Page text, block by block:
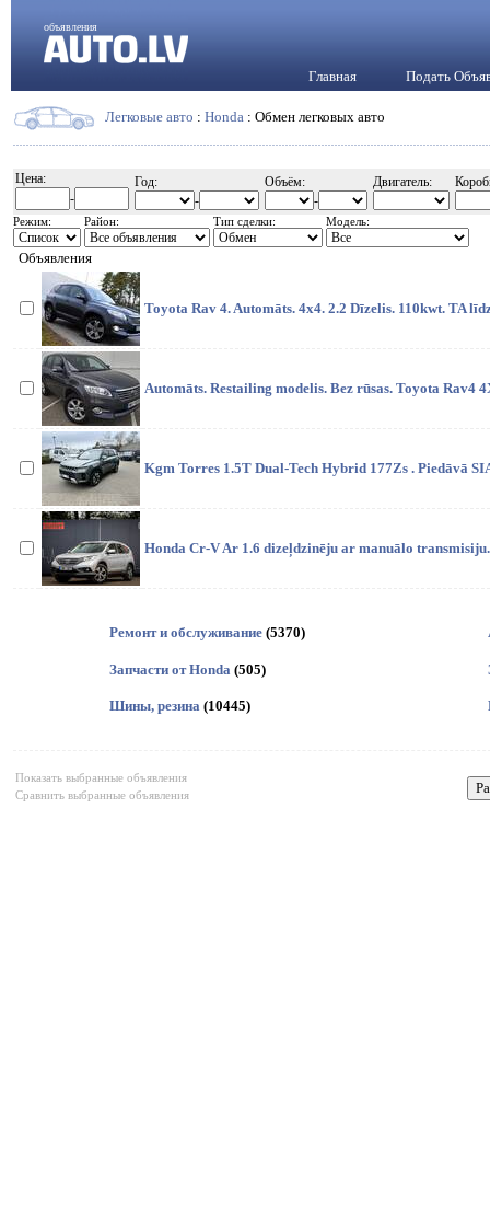
объявления
Главная Подать
Легковые авто : Honda : Обмен легковых авто
Цена:
-
Год:
-
Объём:
-
Двигатель:
Режим: Район: Тип сделки: Модель:
Объявления
Toyota Rav 4. Automāts. 4x4. 2.2 Dīzelis. 110kwt. TA
Automāts. Restailing modelis. Bez rūsas. Toyota Rav4
Kgm Torres 1.5T Dual-Tech Hybrid 177Zs . Piedāvā
Honda Cr-V Ar 1.6 dizeļdzinēju ar manuālo
Ремонт и обслуживание (5370)
Запчасти от Honda (505)
Шины, резина (10445)
Показать выбранные объявления
Сравнить выбранные объявления